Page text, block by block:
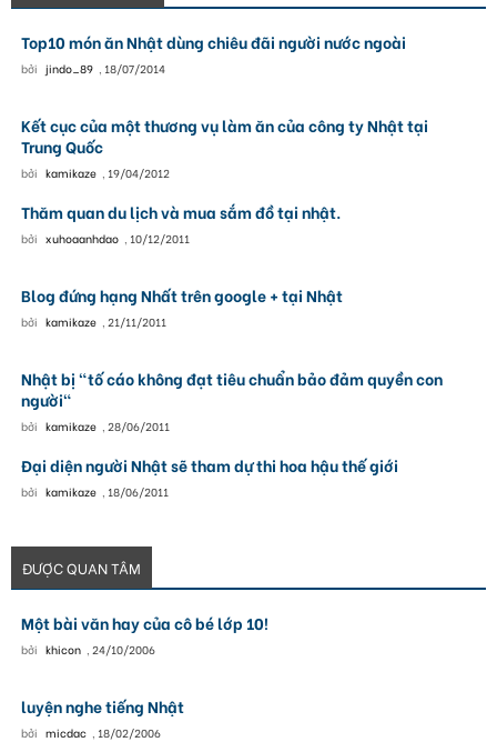
Top10 món ăn Nhật dùng chiêu đãi người nước ngoài
bởi jindo_89 , 18/07/2014
Kết cục của một thương vụ làm ăn của công ty Nhật tại
Trung Quốc
bởi kamikaze , 19/04/2012
Thăm quan du lịch và mua sắm đồ tại nhật.
bởi xuhoaanhdao , 10/12/2011
Blog đứng hạng Nhất trên google + tại Nhật
bởi kamikaze , 21/11/2011
Nhật bị "tố cáo không đạt tiêu chuẩn bảo đảm quyền con
người"
bởi kamikaze , 28/06/2011
Đại diện người Nhật sẽ tham dự thi hoa hậu thế giới
bởi kamikaze , 18/06/2011
ĐƯỢC QUAN TÂM
Một bài văn hay của cô bé lớp 10!
bởi khicon , 24/10/2006
luyện nghe tiếng Nhật
bởi micdac , 18/02/2006